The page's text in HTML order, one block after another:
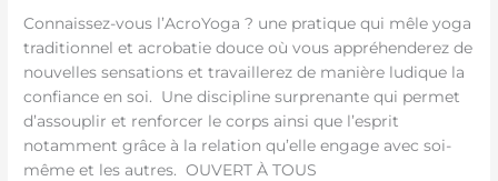
Connaissez-vous l’AcroYoga ? une pratique qui mêle yoga
traditionnel et acrobatie douce où vous appréhenderez de
nouvelles sensations et travaillerez de manière ludique la
confiance en soi. Une discipline surprenante qui permet
d’assouplir et renforcer le corps ainsi que l’esprit
notamment grâce à la relation qu’elle engage avec soi-
même et les autres. OUVERT À TOUS